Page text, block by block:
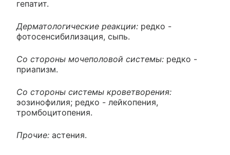
гепатит.
Дерматологические реакции: редко -
фотосенсибилизация, сыпь.
Со стороны мочеполовой системы: редко -
приапизм.
Со стороны системы кроветворения:
эозинофилия; редко - лейкопения,
тромбоцитопения.
Прочие: астения.